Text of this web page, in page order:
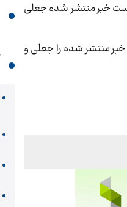
است خبر منتشر شده جعلی
خبر منتشر شده را جعلی و